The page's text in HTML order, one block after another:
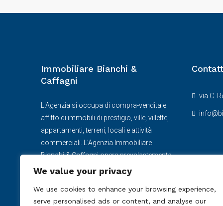
We value your privacy
We use cookies to enhance your browsing experience,
serve personalised ads or content, and analyse our
Immobiliare Bianchi &
Caffagni
L'Agenzia si occupa di compra-vendita e
affitto di immobili di prestigio, ville, villette,
appartamenti, terreni, locali e attività
commerciali. L'Agenzia Immobiliare
Bianchi & Caffagni opera prevalentemente
ad Arenzano e nella provincia di Genova
italiane.
via C.